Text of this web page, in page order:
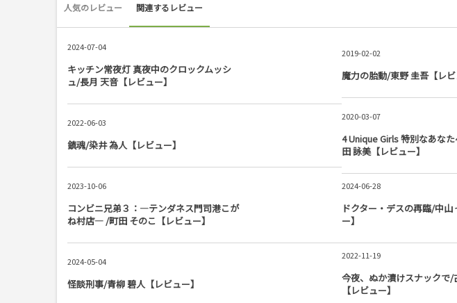
人気のレビュー 関連するレビュー
2024-07-04
キッチン常夜灯 真夜中のクロックムッシ
ュ/長月 天音【レビュー】
2019-02-02
魔力の胎動/東野 圭吾【レビ
2022-06-03
鎮魂/染井 為人【レビュー】
2020-03-07
4 Unique Girls 特別なあな
田 詠美【レビュー】
2023-10-06
コンビニ兄弟３：―テンダネス門司港こが
ね村店― /町田 そのこ【レビュー】
2024-06-28
ドクター・デスの再臨/中山
ー】
2024-05-04
怪談刑事/青柳 碧人【レビュー】
2022-11-19
今夜、ぬか漬けスナックで/
【レビュー】